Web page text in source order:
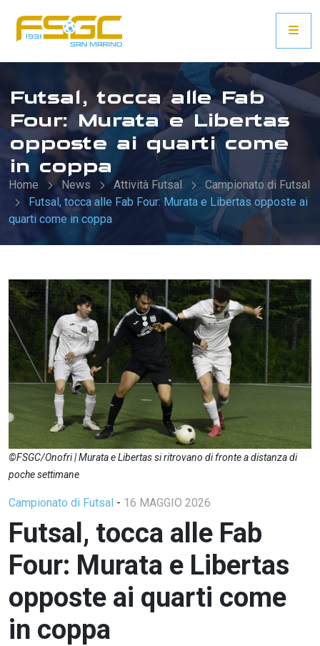
Futsal, tocca alle Fab
Four: Murata e Libertas
opposte ai quarti come
in coppa
Home News Attività Futsal
Campionato di Futsal
Futsal, tocca alle Fab Four: Murata e Libertas opposte ai
quarti come in coppa
©FSGC/Onofri | Murata e Libertas si ritrovano di fronte a distanza di
poche settimane
Campionato di Futsal - 16 MAGGIO 2026
Futsal, tocca alle Fab
Four: Murata e Libertas
opposte ai quarti come
in coppa